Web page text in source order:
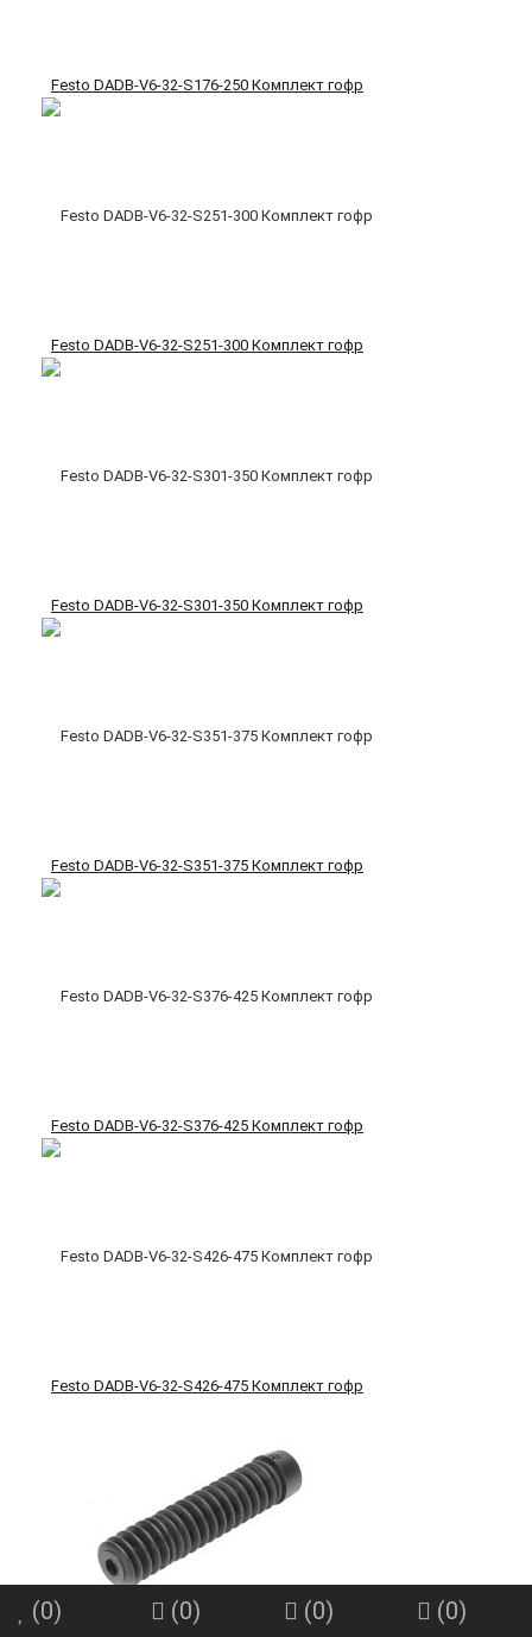
Festo DADB-V6-32-S176-250 Комплект гофр
Festo DADB-V6-32-S251-300 Комплект гофр
Festo DADB-V6-32-S301-350 Комплект гофр
Festo DADB-V6-32-S351-375 Комплект гофр
Festo DADB-V6-32-S376-425 Комплект гофр
Festo DADB-V6-32-S426-475 Комплект гофр
(0) (0) (0) (0)